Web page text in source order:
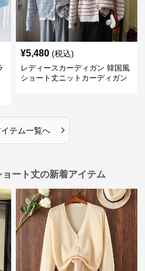
¥5,480 (税込)
レディースカーディガン 韓国風
ショート丈ニットカーディガン
イテム一覧へ ›
ート丈の新着アイテム